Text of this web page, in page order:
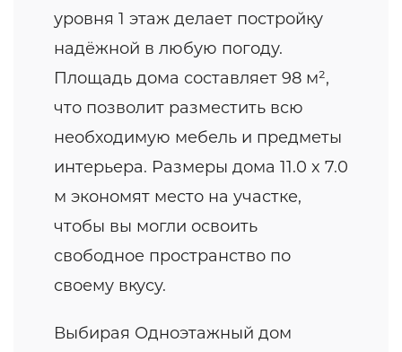
уровня 1 этаж делает постройку
надёжной в любую погоду.
Площадь дома составляет 98 м²,
что позволит разместить всю
необходимую мебель и предметы
интерьера. Размеры дома 11.0 x 7.0
м экономят место на участке,
чтобы вы могли освоить
свободное пространство по
своему вкусу.
Выбирая Одноэтажный дом